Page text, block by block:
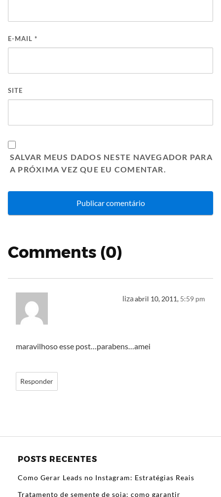
E-MAIL *
SITE
SALVAR MEUS DADOS NESTE NAVEGADOR PARA
A PRÓXIMA VEZ QUE EU COMENTAR.
Comments (0)
lizaabril 10, 2011, 5:59 pm
maravilhoso esse post…parabens…amei
Responder
POSTS RECENTES
Como Gerar Leads no Instagram: Estratégias Reais
Tratamento de semente de soja: como garantir